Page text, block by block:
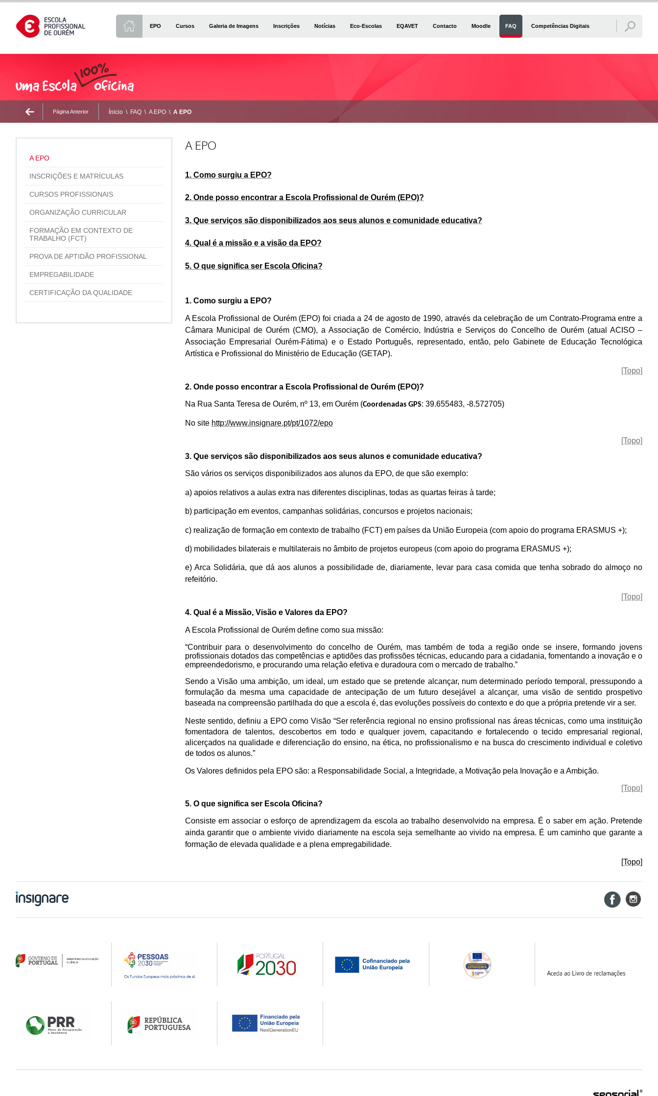
EPO Cursos Galeria de Imagens Inscrições Notícias Eco-Escolas EQAVET Contacto Moodle FAQ Competências Digitais
Página Anterior Ínicio \ FAQ \ A EPO \ A EPO
A EPO
INSCRIÇÕES E MATRÍCULAS
CURSOS PROFISSIONAIS
ORGANIZAÇÃO CURRICULAR
FORMAÇÃO EM CONTEXTO DE
TRABALHO (FCT)
PROVA DE APTIDÃO PROFISSIONAL
EMPREGABILIDADE
CERTIFICAÇÃO DA QUALIDADE
A EPO
1. Como surgiu a EPO?
2. Onde posso encontrar a Escola Profissional de Ourém (EPO)?
3. Que serviços são disponibilizados aos seus alunos e comunidade educativa?
4. Qual é a missão e a visão da EPO?
5. O que significa ser Escola Oficina?
1. Como surgiu a EPO?
A Escola Profissional de Ourém (EPO) foi criada a 24 de agosto de 1990, através da celebração de um Contrato-Programa entre a
Câmara Municipal de Ourém (CMO), a Associação de Comércio, Indústria e Serviços do Concelho de Ourém (atual ACISO –
Associação Empresarial Ourém-Fátima) e o Estado Português, representado, então, pelo Gabinete de Educação Tecnológica
Artística e Profissional do Ministério de Educação (GETAP).
[Topo]
2. Onde posso encontrar a Escola Profissional de Ourém (EPO)?
Na Rua Santa Teresa de Ourém, nº 13, em Ourém (Coordenadas GPS: 39.655483, -8.572705)
No site http://www.insignare.pt/pt/1072/epo
[Topo]
3. Que serviços são disponibilizados aos seus alunos e comunidade educativa?
São vários os serviços disponibilizados aos alunos da EPO, de que são exemplo:
a) apoios relativos a aulas extra nas diferentes disciplinas, todas as quartas feiras à tarde;
b) participaçãoem eventos, campanhas solidárias, concursos e projetos nacionais;
c) realizaçãode formação em contexto de trabalho (FCT) em países da União Europeia (com apoio do programa ERASMUS +);
d) mobilidadesbilaterais e multilaterais no âmbito de projetos europeus (com apoio do programa ERASMUS +);
e) Arca Solidária, que dá aos alunos a possibilidade de, diariamente, levar para casa comida que tenha sobrado do almoço no
refeitório.
[Topo]
4. Qual é a Missão, Visão e Valores da EPO?
A Escola Profissional de Ourém define como sua missão:
“Contribuir para o desenvolvimento do concelho de Ourém, mas também de toda a região onde se insere, formando jovens
profissionais dotados das competências e aptidões das profissões técnicas, educando para a cidadania, fomentando a inovação e o
empreendedorismo, e procurando uma relação efetiva e duradoura com o mercado de trabalho.”
Sendo a Visão uma ambição, um ideal, um estado que se pretende alcançar, num determinado período temporal, pressupondo a
formulação da mesma uma capacidade de antecipação de um futuro desejável a alcançar, uma visão de sentido prospetivo
baseada na compreensão partilhada do que a escola é, das evoluções possíveis do contexto e do que a própria pretende vir a ser.
Neste sentido, definiu a EPO como Visão “Ser referência regional no ensino profissional nas áreas técnicas, como uma instituição
fomentadora de talentos, descobertos em todo e qualquer jovem, capacitando e fortalecendo o tecido empresarial regional,
alicerçados na qualidade e diferenciação do ensino, na ética, no profissionalismo e na busca do crescimento individual e coletivo
de todos os alunos.”
Os Valores definidos pela EPO são: a Responsabilidade Social, a Integridade, a Motivação pela Inovação e a Ambição.
[Topo]
5. O que significa ser Escola Oficina?
Consiste em associar o esforço de aprendizagem da escola ao trabalho desenvolvido na empresa. É o saber em ação. Pretende
ainda garantir que o ambiente vivido diariamente na escola seja semelhante ao vivido na empresa. É um caminho que garante a
formação de elevada qualidade e a plena empregabilidade.
[Topo]